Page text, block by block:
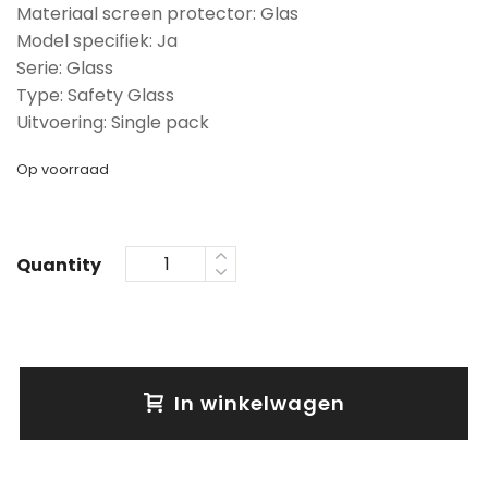
Materiaal screen protector: Glas
Model specifiek: Ja
Serie: Glass
Type: Safety Glass
Uitvoering: Single pack
Op voorraad
Quantity
In winkelwagen